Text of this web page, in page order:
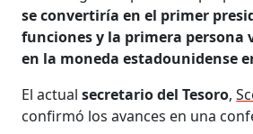
se convertiría en el primer
funciones y la primera persona
en la moneda estadounidense
El actualsecretario del Tesoro,
confirmó los avances en una